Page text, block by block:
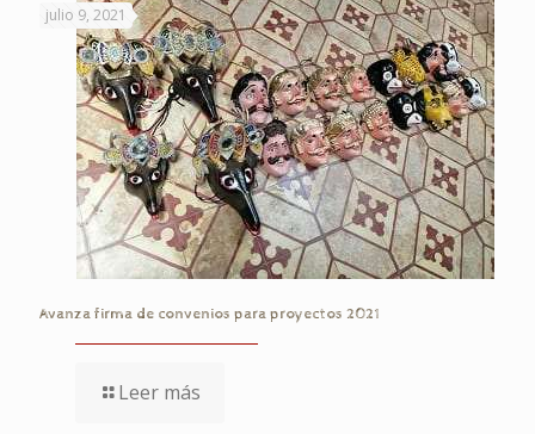
julio 9, 2021
Avanza firma de convenios para proyectos 2021
Leer más